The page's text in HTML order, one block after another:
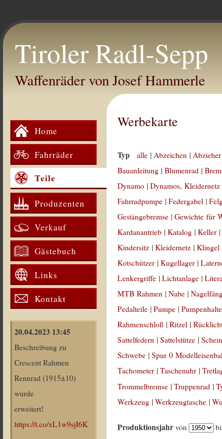
Tiroler Radl-Sepp
Waffenräder von Josef Hammerle
Home
Fahrräder
Teile
Produzenten
Verkauf
Gästebuch
Links
Kontakt
20.04.2023 13:45
Beschreibung zu
Crescent Rahmen
Rennrad (1915±10)
wurde
erweitert!
https://t.co/xL1w9sjI6K
Werbekarte
Typ alle |Abzeichen |
Bauanleitung |Blumenrad |
Dynamo |Dynamos, Kleidernetz
Fahrradpumpe |Federgabel |
Gestängebremse |Gewichte für
Kardanantrieb |Katalog |Keller
Kindersitz |Kleidernetz |Klingel
Kotschützer |Kugellager |
Lenkergriffe |Lichtanlage |
MTB Rahmen |Nabe |
Pedalteile |Pumpe |
Rahmenschloß |Ritzel |
Sattelfedern |Sattelstütze |
Schwebe |Spur 0
Tachometer |Taschenuhr |
Trommelbremse |Truppenrad |
Werkzeug |Werkzeugtasche |
Produktionsjahr von